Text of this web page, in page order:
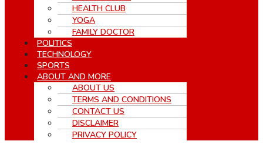
HEALTH CLUB
YOGA
FAMILY DOCTOR
POLITICS
TECHNOLOGY
SPORTS
ABOUT AND MORE
ABOUT US
TERMS AND CONDITIONS
CONTACT US
DISCLAIMER
PRIVACY POLICY